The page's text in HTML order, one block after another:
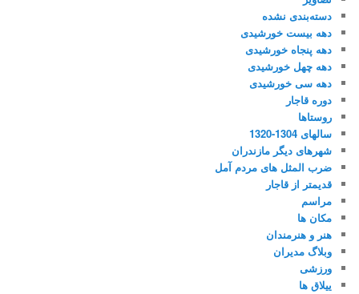
دسته‌بندی نشده
دهه بیست خورشیدی
دهه پنجاه خورشیدی
دهه چهل خورشیدی
دهه سی خورشیدی
دوره قاجار
روستاها
سالهای 1304-1320
شهرهای دیگر مازندران
ضرب المثل های مردم آمل
قدیمتر از قاجار
مراسم
مکان ها
هنر و هنرمندان
وبلاگ مدیران
ورزشی
ییلاق ها